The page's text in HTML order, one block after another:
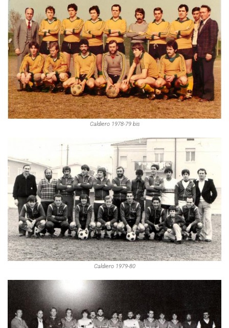
Caldiero 1978-79 bis
Caldiero 1979-80